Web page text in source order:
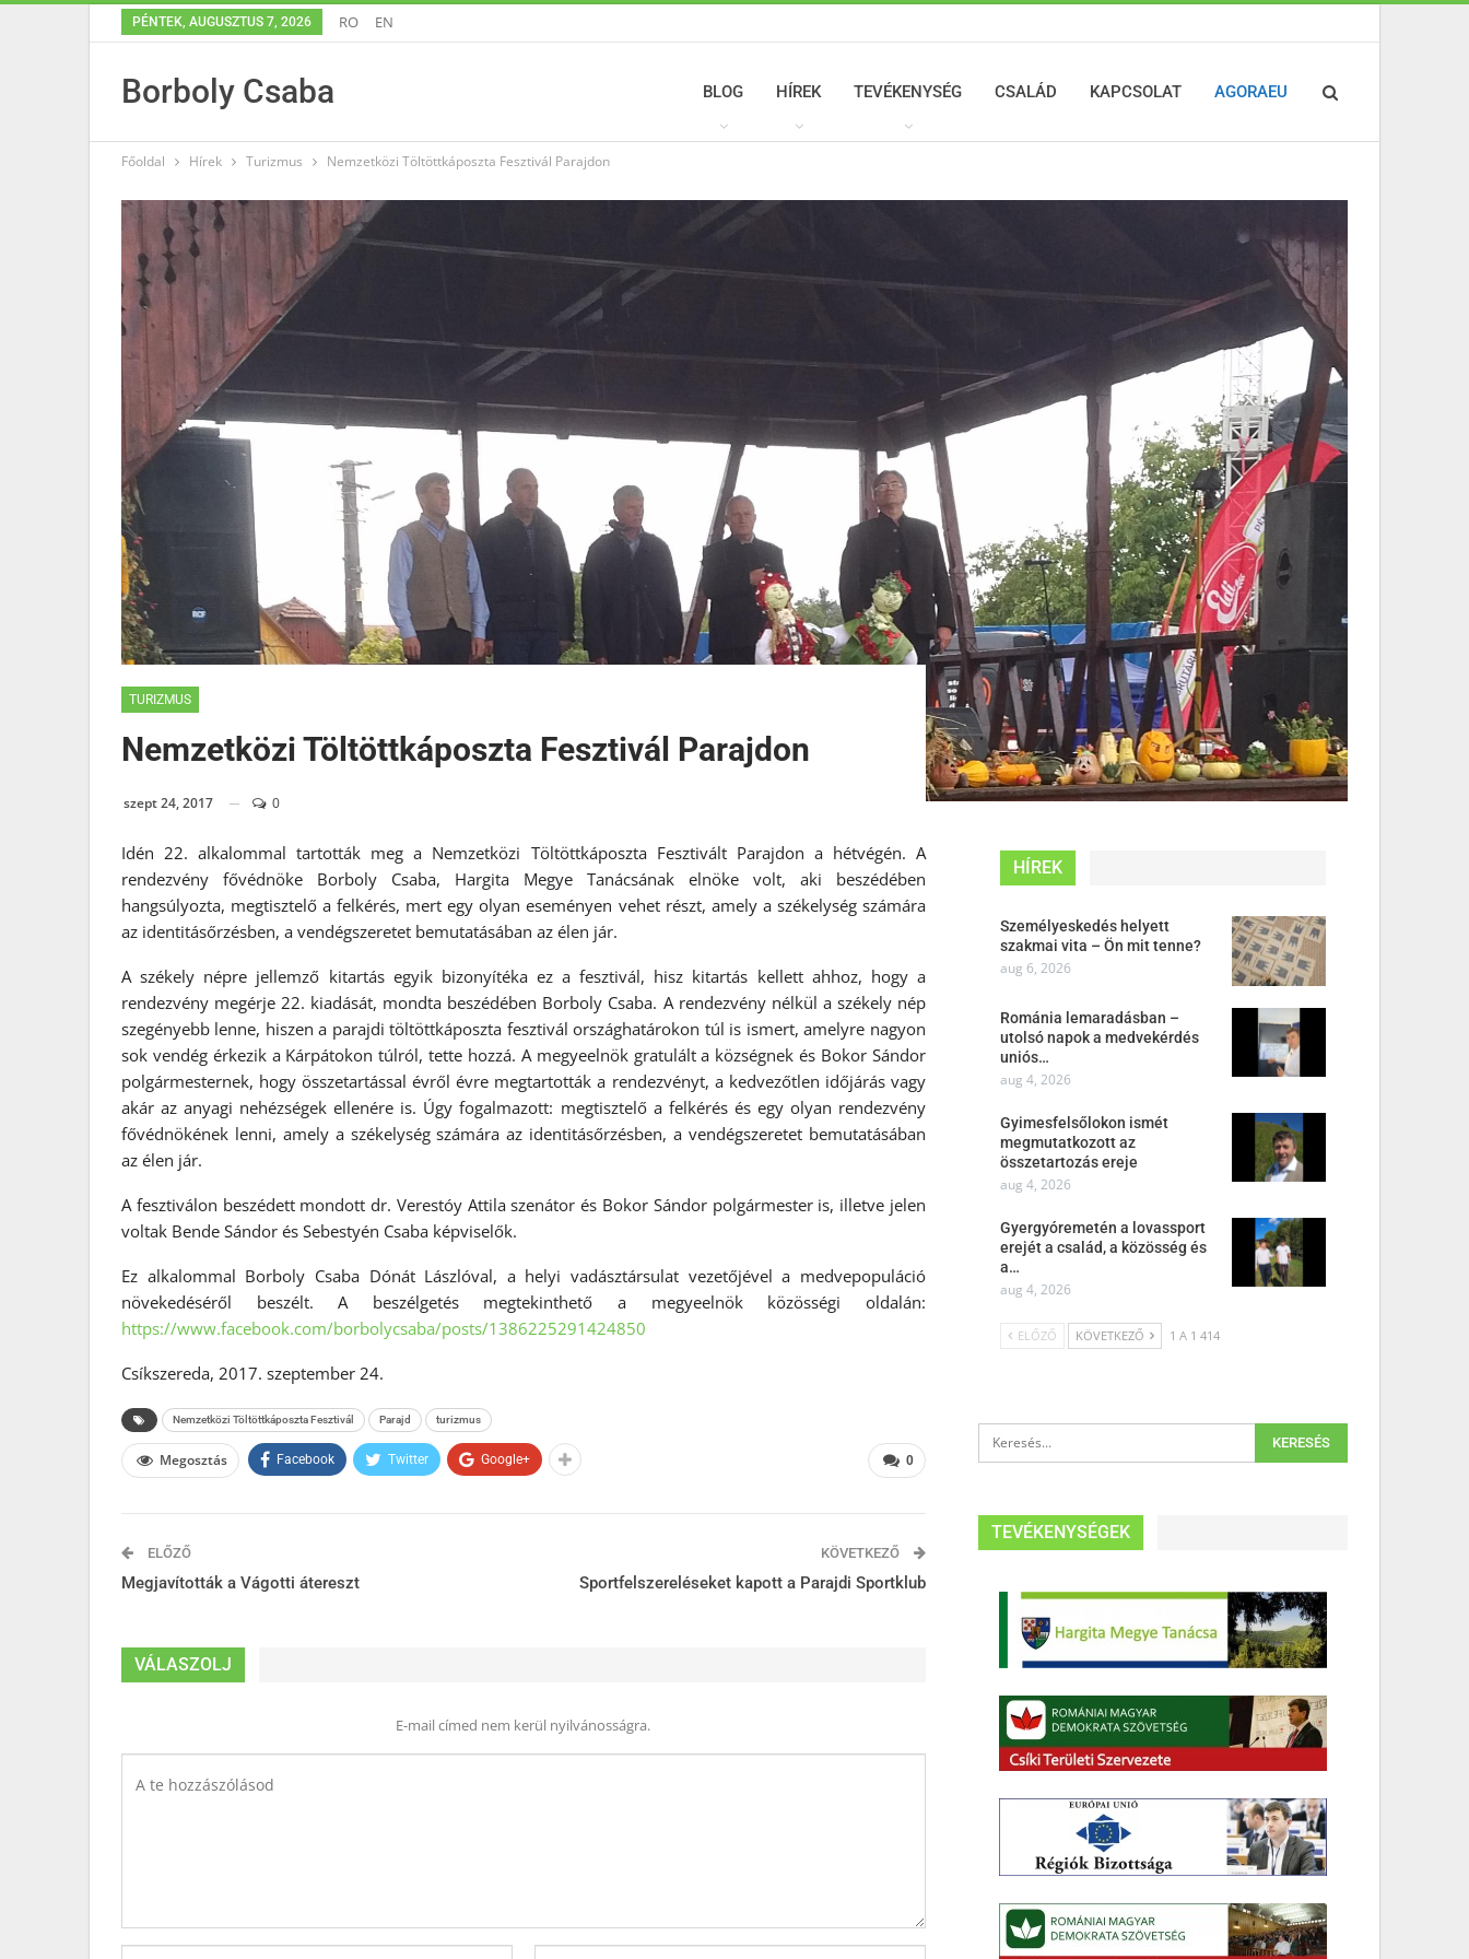
PÉNTEK, AUGUSZTUS 7, 2026 RO EN
Borboly Csaba BLOG HÍREK TEVÉKENYSÉG CSALÁD KAPCSOLAT AGORAEU
Főoldal Hírek Turizmus Nemzetközi Töltöttkáposzta Fesztivál Parajdon
TURIZMUS
Nemzetközi Töltöttkáposzta Fesztivál Parajdon
szept 24, 2017 0
Idén 22. alkalommal tartották meg a Nemzetközi Töltöttkáposzta Fesztivált Parajdon a hétvégén. A
rendezvény fővédnöke Borboly Csaba, Hargita Megye Tanácsának elnöke volt, aki beszédében
hangsúlyozta, megtisztelő a felkérés, mert egy olyan eseményen vehet részt, amely a székelység számára
az identitásőrzésben, a vendégszeretet bemutatásában az élen jár.
A székely népre jellemző kitartás egyik bizonyítéka ez a fesztivál, hisz kitartás kellett ahhoz, hogy a
rendezvény megérje 22. kiadását, mondta beszédében Borboly Csaba. A rendezvény nélkül a székely nép
szegényebb lenne, hiszen a parajdi töltöttkáposzta fesztivál országhatárokon túl is ismert, amelyre nagyon
sok vendég érkezik a Kárpátokon túlról, tette hozzá. A megyeelnök gratulált a községnek és Bokor Sándor
polgármesternek, hogy összetartással évről évre megtartották a rendezvényt, a kedvezőtlen időjárás vagy
akár az anyagi nehézségek ellenére is. Úgy fogalmazott: megtisztelő a felkérés és egy olyan rendezvény
fővédnökének lenni, amely a székelység számára az identitásőrzésben, a vendégszeretet bemutatásában
az élen jár.
A fesztiválon beszédett mondott dr. Verestóy Attila szenátor és Bokor Sándor polgármester is, illetve jelen
voltak Bende Sándor és Sebestyén Csaba képviselők.
Ez alkalommal Borboly Csaba Dónát Lászlóval, a helyi vadásztársulat vezetőjével a medvepopuláció
növekedéséről beszélt. A beszélgetés megtekinthető a megyeelnök közösségi oldalán:
https://www.facebook.com/borbolycsaba/posts/1386225291424850
Csíkszereda, 2017. szeptember 24.
Nemzetközi Töltöttkáposzta Fesztivál Parajd turizmus
0
Megosztás Facebook Twitter Google+
ELŐZŐ
Megjavították a Vágotti átereszt
KÖVETKEZŐ
Sportfelszereléseket kapott a Parajdi Sportklub
VÁLASZOLJ
E-mail címed nem kerül nyilvánosságra.
HÍREK
Személyeskedés helyett
szakmai vita – Ön mit tenne?
aug 6, 2026
Románia lemaradásban –
utolsó napok a medvekérdés
uniós…
aug 4, 2026
Gyimesfelsőlokon ismét
megmutatkozott az
összetartozás ereje
aug 4, 2026
Gyergyóremetén a lovassport
erejét a család, a közösség és
a…
aug 4, 2026
ELŐZŐ KÖVETKEZŐ 1 A 1 414
TEVÉKENYSÉGEK